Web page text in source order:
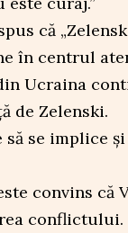
că
în centrul
Ucraina
de Zelenski.
să se implice
convins
conflictului.